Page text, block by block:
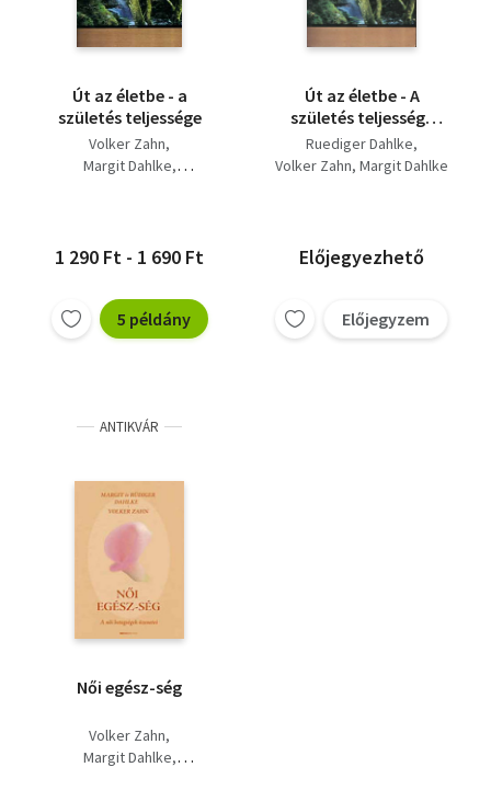
Út az életbe - a
születés teljessége
Volker Zahn
Margit Dahlke
1 290 Ft - 1 690 Ft
5 példány
Út az életbe - A
születés teljessége
(Várandósságról és
születésről -
Ruediger Dahlke
Volker Zahn Margit Dahlke
Előjegyezhető
Előjegyzem
ANTIKVÁR
Női egész-ség
Volker Zahn
Margit Dahlke